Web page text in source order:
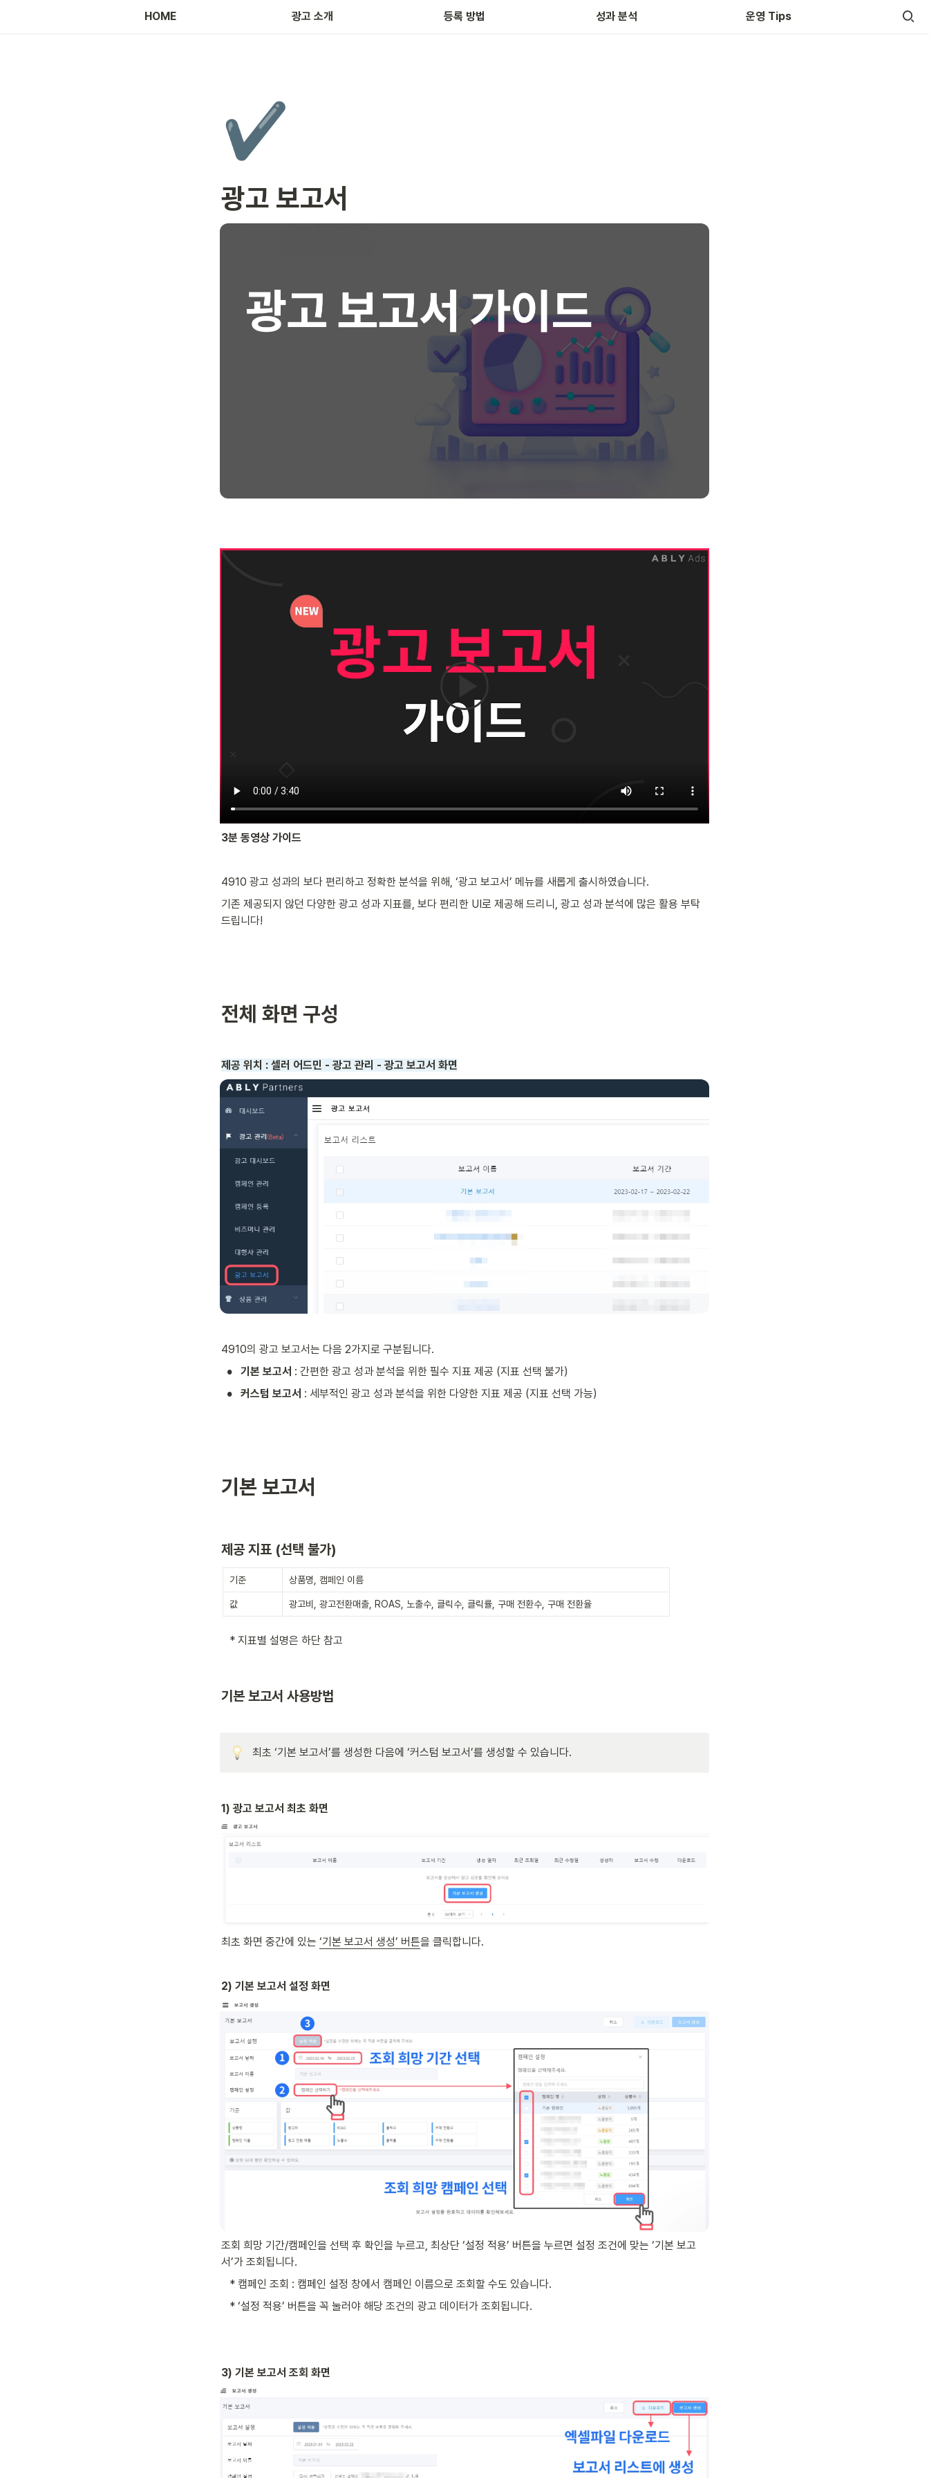
HOME 광고 소개 등록 방법 성과 분석 운영 Tips
✔️
광고 보고서
3분 동영상 가이드
4910 광고 성과의 보다 편리하고 정확한 분석을 위해, ‘광고 보고서’ 메뉴를 새롭게 출시하였습니다.
기존 제공되지 않던 다양한 광고 성과 지표를, 보다 편리한 UI로 제공해 드리니, 광고 성과 분석에 많은 활용 부탁
드립니다!
전체 화면 구성
제공 위치 : 셀러 어드민 - 광고 관리 - 광고 보고서 화면
4910의 광고 보고서는 다음 2가지로 구분됩니다.
• 기본 보고서 : 간편한 광고 성과 분석을 위한 필수 지표 제공 (지표 선택 불가)
• 커스텀 보고서 : 세부적인 광고 성과 분석을 위한 다양한 지표 제공 (지표 선택 가능)
기본 보고서
제공 지표 (선택 불가)
기준 상품명, 캠페인 이름
값 광고비, 광고전환매출, ROAS, 노출수, 클릭수, 클릭률, 구매 전환수, 구매 전환율
   * 지표별 설명은 하단 참고
기본 보고서 사용방법
최초 ‘기본 보고서’를 생성한 다음에 ‘커스텀 보고서’를 생성할 수 있습니다.
1) 광고 보고서 최초 화면
최초 화면 중간에 있는 ‘기본 보고서 생성’ 버튼을 클릭합니다.
2) 기본 보고서 설정 화면
조회 희망 기간/캠페인을 선택 후 확인을 누르고, 최상단 ‘설정 적용’ 버튼을 누르면 설정 조건에 맞는 ‘기본 보고
서’가 조회됩니다.
   * 캠페인 조회 : 캠페인 설정 창에서 캠페인 이름으로 조회할 수도 있습니다.
   * ‘설정 적용’ 버튼을 꼭 눌러야 해당 조건의 광고 데이터가 조회됩니다.
3) 기본 보고서 조회 화면